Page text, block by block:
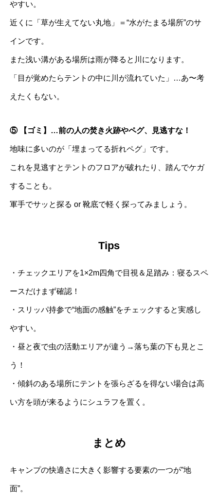
やすい。
近くに「草が生えてない丸地」＝“水がたまる場所”のサ
インです。
また浅い溝がある場所は雨が降ると川になります。
「目が覚めたらテントの中に川が流れていた」…あ〜考
えたくもない。
⑤ 【ゴミ】…前の人の焚き火跡やペグ、見逃すな！
地味に多いのが「埋まってる折れペグ」です。
これを見逃すとテントのフロアが破れたり、踏んでケガ
することも。
軍手でサッと探る or 靴底で軽く探ってみましょう。
Tips
・チェックエリアを1×2m四角で目視＆足踏み：寝るスペ
ースだけまず確認！
・スリッパ持参で“地面の感触”をチェックすると実感し
やすい。
・昼と夜で虫の活動エリアが違う→落ち葉の下も見とこ
う！
・傾斜のある場所にテントを張らざるを得ない場合は高
い方を頭が来るようにシュラフを置く。
まとめ
キャンプの快適さに大きく影響する要素の一つが”地
面”。